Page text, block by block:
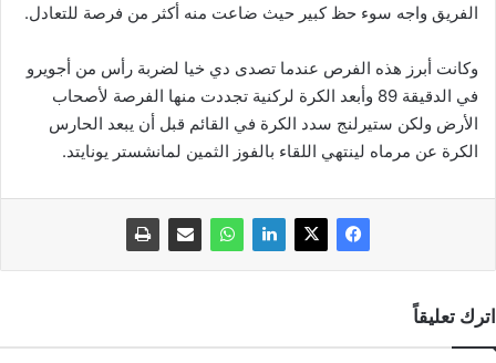
الفريق واجه سوء حظ كبير حيث ضاعت منه أكثر من فرصة للتعادل.
وكانت أبرز هذه الفرص عندما تصدى دي خيا لضربة رأس من أجويرو
في الدقيقة 89 وأبعد الكرة لركنية تجددت منها الفرصة لأصحاب
الأرض ولكن ستيرلنج سدد الكرة في القائم قبل أن يبعد الحارس
الكرة عن مرماه لينتهي اللقاء بالفوز الثمين لمانشستر يونايتد.
اترك تعليقاً